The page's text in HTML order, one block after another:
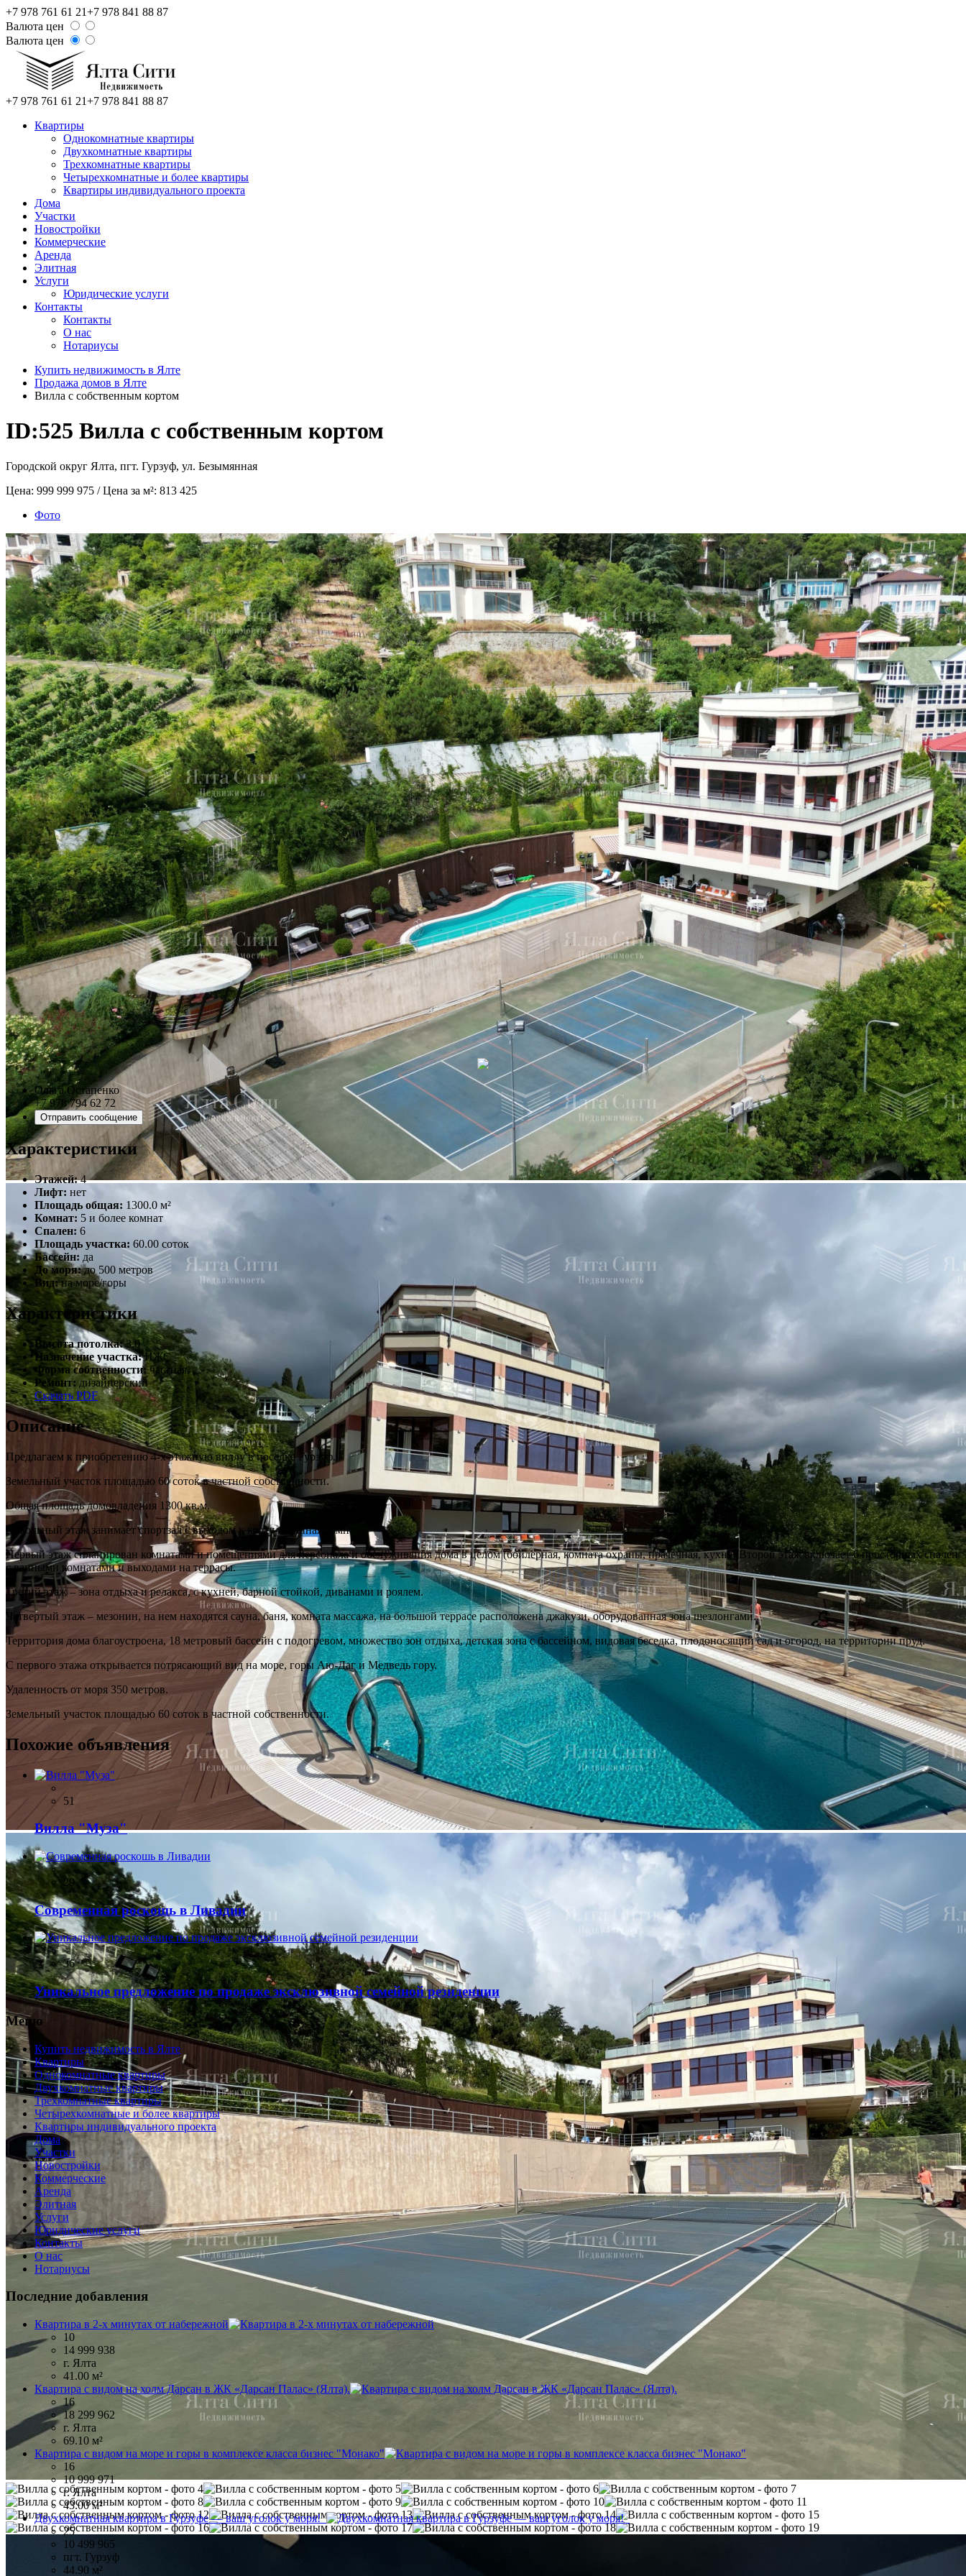
+7 978 761 61 21+7 978 841 88 87
Валюта цен
Валюта цен
+7 978 761 61 21+7 978 841 88 87
Квартиры
Однокомнатные квартиры
Двухкомнатные квартиры
Трехкомнатные квартиры
Четырехкомнатные и более квартиры
Квартиры индивидуального проекта
Дома
Участки
Новостройки
Коммерческие
Аренда
Элитная
Услуги
Юридические услуги
Контакты
Контакты
О нас
Нотариусы
Купить недвижимость в Ялте
Продажа домов в Ялте
Вилла с собственным кортом
ID:525 Вилла с собственным кортом
Городской округ Ялта, пгт. Гурзуф, ул. Безымянная
Цена: 999 999 975 / Цена за м²: 813 425
Фото
Ольга Остапенко
+7 978 794 62 72
Отправить сообщение
Характеристики
Этажей: 4
Лифт: нет
Площадь общая: 1300.0 м²
Комнат: 5 и более комнат
Спален: 6
Площадь участка: 60.00 соток
Бассейн: да
До моря: до 500 метров
Вид: на море/горы
Характеристики
Высота потолка: 3.0
Назначение участка: ИЖС
Форма собтвенности: частная
Ремонт: дизайнерский
Скачать PDF
Описание
Предлагаем к приобретению 4-х этажную виллу в поселке Гурзуф.
Земельный участок площадью 60 соток в частной собственности.
Общая площадь домовладения 1300 кв.м.
Цокольный этаж занимает спортзал с выходом к корту и винная комната.
Первый этаж спланирован комнатами и помещениями для персонала и обслуживания дома в целом (бойлерная, комната охраны, прачечная, кухня) Второй этаж включает 6 просторных спален
с ванными комнатами и выходами на террасы.
Третий этаж – зона отдыха и релакса, с кухней, барной стойкой, диванами и роялем.
Четвертый этаж – мезонин, на нем находятся сауна, баня, комната массажа, на большой террасе расположена джакузи, оборудованная зона шезлонгами.
Территория дома благоустроена, 18 метровый бассейн с подогревом, множество зон отдыха, детская зона с бассейном, видовая беседка, плодоносящий сад и огород, на территории пруд.
С первого этажа открывается потрясающий вид на море, горы Аю-Даг и Медведь гору.
Удаленность от моря 350 метров.
Земельный участок площадью 60 соток в частной собственности.
Похожие объявления
51
Вилла "Муза"
29
Современная роскошь в Ливадии
36
Уникальное предложение по продаже эксклюзивной семейной резиденции
Меню
Купить недвижимость в Ялте
Квартиры
Однокомнатные квартиры
Двухкомнатные квартиры
Трехкомнатные квартиры
Четырехкомнатные и более квартиры
Квартиры индивидуального проекта
Дома
Участки
Новостройки
Коммерческие
Аренда
Элитная
Услуги
Юридические услуги
Контакты
О нас
Нотариусы
Последние добавления
Квартира в 2-х минутах от набережной
10
14 999 938
г. Ялта
41.00 м²
Квартира с видом на холм Дарсан в ЖК «Дарсан Палас» (Ялта).
16
18 299 962
г. Ялта
69.10 м²
Квартира с видом на море и горы в комплексе класса бизнес "Монако"
16
10 999 971
г. Ялта
43.00 м²
Двухкомнатная квартира в Гурзуфе — ваш уголок у моря!
25
10 499 965
пгт. Гурзуф
44.90 м²